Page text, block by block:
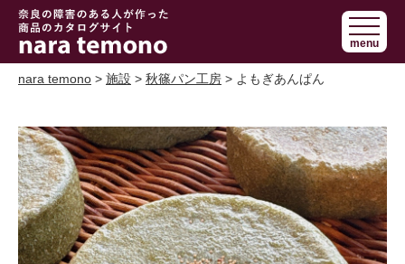
奈良で障害の
ある人の手作
り商品 nara
menu
nara temono > 施設 > 秋篠パン工房 > よもぎあんぱん